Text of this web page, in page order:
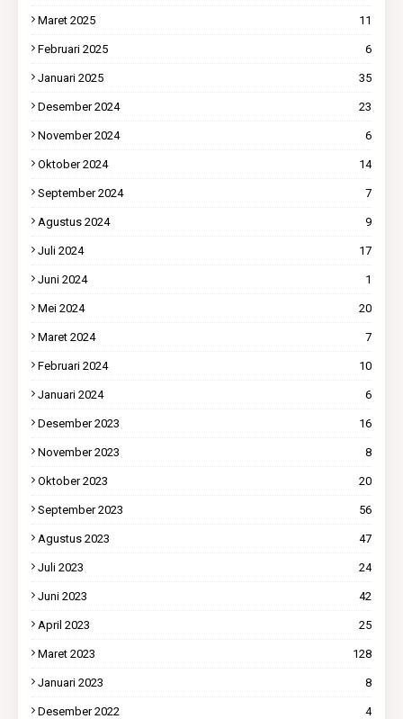
Maret 2025 11
Februari 2025 6
Januari 2025 35
Desember 2024 23
November 2024 6
Oktober 2024 14
September 2024 7
Agustus 2024 9
Juli 2024 17
Juni 2024 1
Mei 2024 20
Maret 2024 7
Februari 2024 10
Januari 2024 6
Desember 2023 16
November 2023 8
Oktober 2023 20
September 2023 56
Agustus 2023 47
Juli 2023 24
Juni 2023 42
April 2023 25
Maret 2023 128
Januari 2023 8
Desember 2022 4